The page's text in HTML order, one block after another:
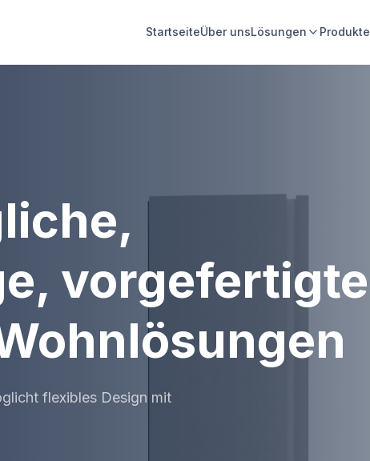
StartseiteÜber unsLösungen Produkte
vorgefertigte
flexibles Design mit